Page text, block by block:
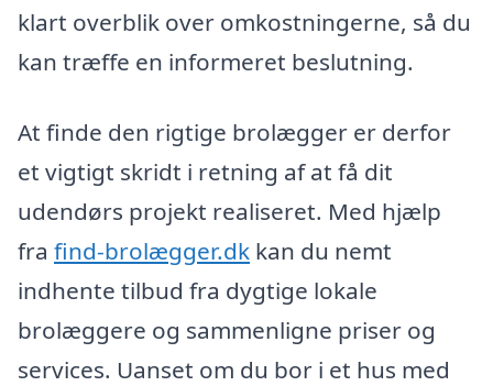
klart overblik over omkostningerne, så du
kan træffe en informeret beslutning.
At finde den rigtige brolægger er derfor
et vigtigt skridt i retning af at få dit
udendørs projekt realiseret. Med hjælp
fra find-brolægger.dk kan du nemt
indhente tilbud fra dygtige lokale
brolæggere og sammenligne priser og
services. Uanset om du bor i et hus med